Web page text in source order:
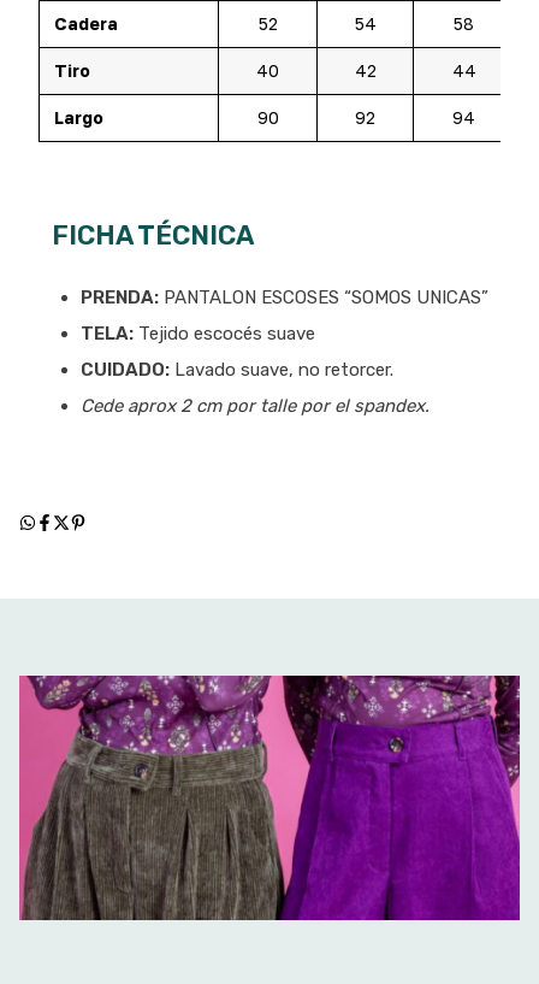
Cadera 52 54 58
Tiro 40 42 44
Largo 90 92 94
FICHA TÉCNICA
PRENDA:PANTALON ESCOSES “SOMOS UNICAS”
TELA:Tejido escocés suave
CUIDADO:Lavado suave, no retorcer.
Cede aprox 2 cm por talle por el spandex.